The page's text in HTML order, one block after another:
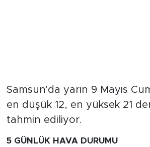
Samsun'da yarın 9 Mayıs
en düşük 12, en yüksek 21
tahmin ediliyor.
5 GÜNLÜK HAVA DURUMU